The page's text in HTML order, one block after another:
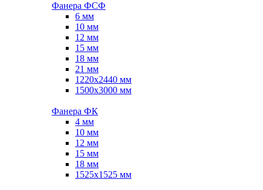
Фанера ФСФ
6 мм
10 мм
12 мм
15 мм
18 мм
21 мм
1220х2440 мм
1500х3000 мм
Фанера ФК
4 мм
10 мм
12 мм
15 мм
18 мм
1525х1525 мм